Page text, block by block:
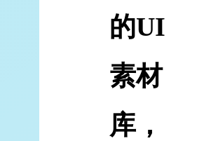
的UI
素材
库，